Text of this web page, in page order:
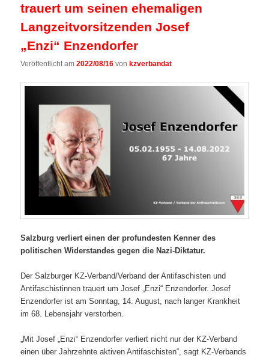
trauert um seinen ehemaligen
Langzeitvorsitzenden Josef
„Enzi“ Enzendorfer
Veröffentlicht am2022/08/16 von kzverbandat
Salzburg verliert einen der profundesten Kenner des
politischen Widerstandes gegen die Nazi-Diktatur.
Der Salzburger KZ-Verband/Verband der Antifaschisten und
Antifaschistinnen trauert um Josef „Enzi“ Enzendorfer. Josef
Enzendorfer ist am Sonntag, 14. August, nach langer Krankheit
im 68. Lebensjahr verstorben.
„Mit Josef „Enzi“ Enzendorfer verliert nicht nur der KZ-Verband
einen über Jahrzehnte aktiven Antifaschisten“, sagt KZ-Verbands